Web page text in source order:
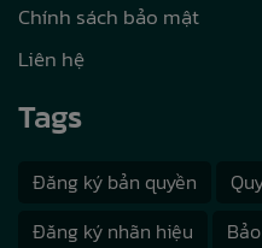
Chính sách bảo mật
Liên hệ
Tags
Đăng ký bản quyền
Đăng ký nhãn hiệu